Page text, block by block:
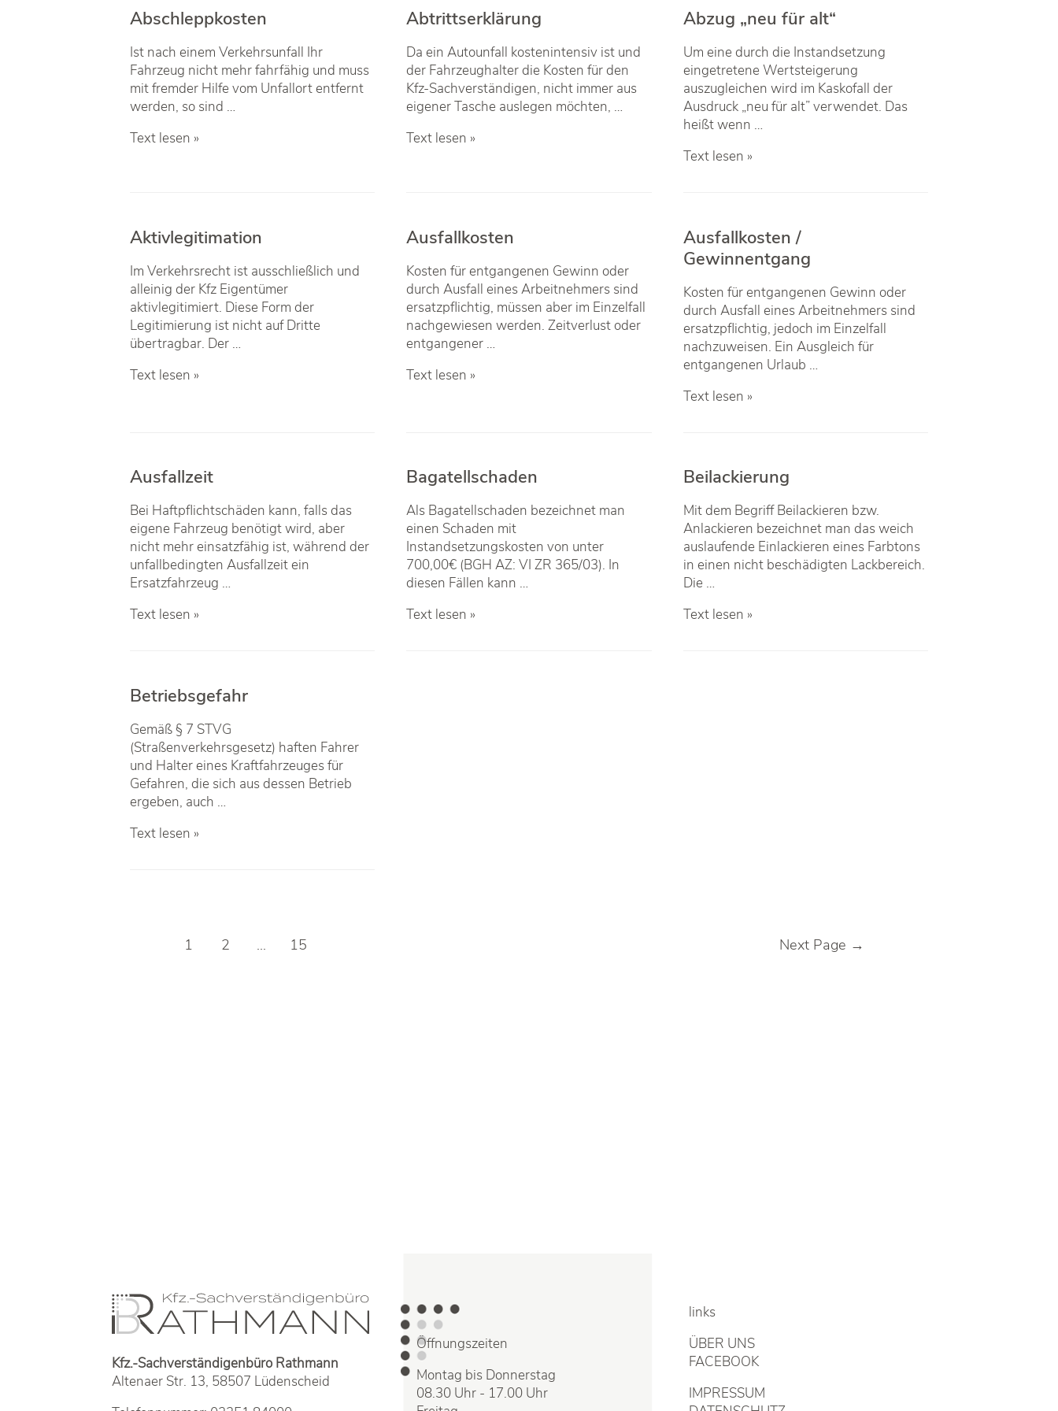
Abschleppkosten
Ist nach einem Verkehrsunfall Ihr
Fahrzeug nicht mehr fahrfähig und muss
mit fremder Hilfe vom Unfallort entfernt
werden, so sind …
Abschleppkosten
Text lesen »
Abtrittserklärung
Da ein Autounfall kostenintensiv ist und
der Fahrzeughalter die Kosten für den
Kfz-Sachverständigen, nicht immer aus
eigener Tasche auslegen möchten, …
Abtrittserklärung
Text lesen »
Abzug „neu für alt“
Um eine durch die Instandsetzung
eingetretene Wertsteigerung
auszugleichen wird im Kaskofall der
Ausdruck „neu für alt” verwendet. Das
heißt wenn …
Abzug
Text lesen »
Aktivlegitimation
Im Verkehrsrecht ist ausschließlich und
alleinig der Kfz Eigentümer
aktivlegitimiert. Diese Form der
Legitimierung ist nicht auf Dritte
übertragbar. Der …
Aktivlegitimation
Text lesen »
Ausfallkosten
Kosten für entgangenen Gewinn oder
durch Ausfall eines Arbeitnehmers sind
ersatzpflichtig, müssen aber im Einzelfall
nachgewiesen werden. Zeitverlust oder
entgangener …
Ausfallkosten
Text lesen »
Ausfallkosten /
Gewinnentgang
Kosten für entgangenen Gewinn oder
durch Ausfall eines Arbeitnehmers sind
ersatzpflichtig, jedoch im Einzelfall
nachzuweisen. Ein Ausgleich für
entgangenen Urlaub …
Ausfallkosten
Text lesen »
Ausfallzeit
Bei Haftpflichtschäden kann, falls das
eigene Fahrzeug benötigt wird, aber
nicht mehr einsatzfähig ist, während der
unfallbedingten Ausfallzeit ein
Ersatzfahrzeug …
Ausfallzeit
Text lesen »
Bagatellschaden
Als Bagatellschaden bezeichnet man
einen Schaden mit
Instandsetzungskosten von unter
700,00€ (BGH AZ: VI ZR 365/03). In
diesen Fällen kann …
Bagatellschaden
Text lesen »
Beilackierung
Mit dem Begriff Beilackieren bzw.
Anlackieren bezeichnet man das weich
auslaufende Einlackieren eines Farbtons
in einen nicht beschädigten Lackbereich.
Die …
Beilackierung
Text lesen »
Betriebsgefahr
Gemäß § 7 STVG
(Straßenverkehrsgesetz) haften Fahrer
und Halter eines Kraftfahrzeuges für
Gefahren, die sich aus dessen Betrieb
ergeben, auch …
Betriebsgefahr
Text lesen »
Beitragsnavigation
1 2 … 15 Next Page →
Kfz.-Sachverständigenbüro Rathmann
Altenaer Str. 13, 58507 Lüdenscheid
Öffnungszeiten
Montag bis Donnerstag
08.30 Uhr - 17.00 Uhr
links
ÜBER UNS
FACEBOOK
IMPRESSUM